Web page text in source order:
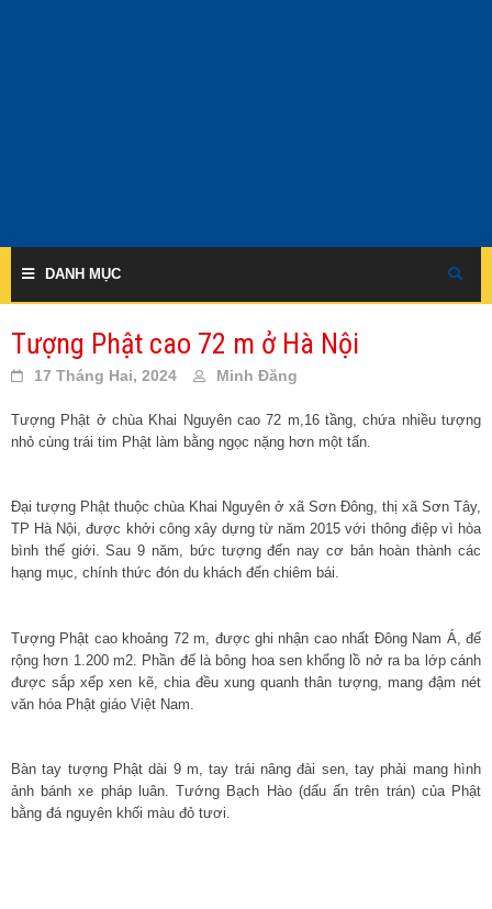
DANH MỤC
Tượng Phật cao 72 m ở Hà Nội
17 Tháng Hai, 2024 Minh Đăng
Tượng Phật ở chùa Khai Nguyên cao 72 m,16 tầng, chứa nhiều tượng
nhỏ cùng trái tim Phật làm bằng ngọc nặng hơn một tấn.
Đại tượng Phật thuộc chùa Khai Nguyên ở xã Sơn Đông, thị xã Sơn Tây,
TP Hà Nội, được khởi công xây dựng từ năm 2015 với thông điệp vì hòa
bình thế giới. Sau 9 năm, bức tượng đến nay cơ bản hoàn thành các
hạng mục, chính thức đón du khách đến chiêm bái.
Tượng Phật cao khoảng 72 m, được ghi nhận cao nhất Đông Nam Á, đế
rộng hơn 1.200 m2. Phần đế là bông hoa sen khổng lồ nở ra ba lớp cánh
được sắp xếp xen kẽ, chia đều xung quanh thân tượng, mang đậm nét
văn hóa Phật giáo Việt Nam.
Bàn tay tượng Phật dài 9 m, tay trái nâng đài sen, tay phải mang hình
ảnh bánh xe pháp luân. Tướng Bạch Hào (dấu ấn trên trán) của Phật
bằng đá nguyên khối màu đỏ tươi.